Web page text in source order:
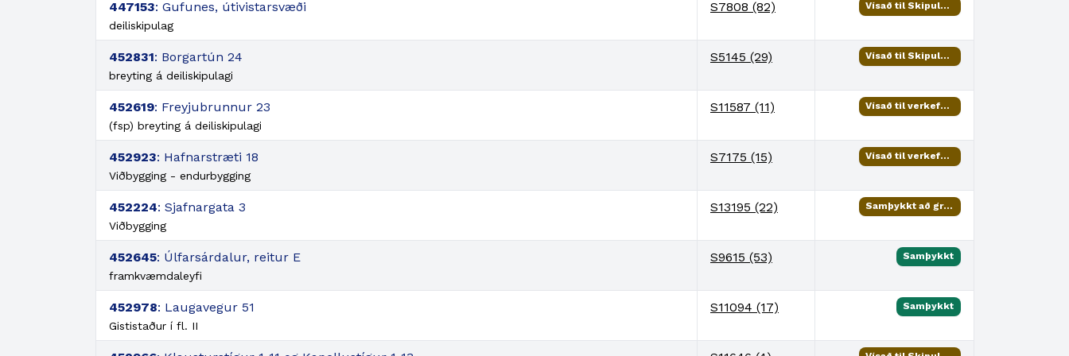
447153: Gufunes, útivistarsvæði
deiliskipulag
S7808 (82) Vísað til Skipulags- og samgönguráðs
452831: Borgartún 24
breyting á deiliskipulagi
S5145 (29) Vísað til Skipulags- og samgönguráðs
452619: Freyjubrunnur 23
(fsp) breyting á deiliskipulagi
S11587 (11) Vísað til verkefnisstjóra
452923: Hafnarstræti 18
Viðbygging - endurbygging
S7175 (15) Vísað til verkefnisstjóra
452224: Sjafnargata 3
Viðbygging
S13195 (22) Samþykkt að grenndarkynna
452645: Úlfarsárdalur, reitur E
framkvæmdaleyfi
S9615 (53) Samþykkt
452978: Laugavegur 51
Gististaður í fl. II
S11094 (17) Samþykkt